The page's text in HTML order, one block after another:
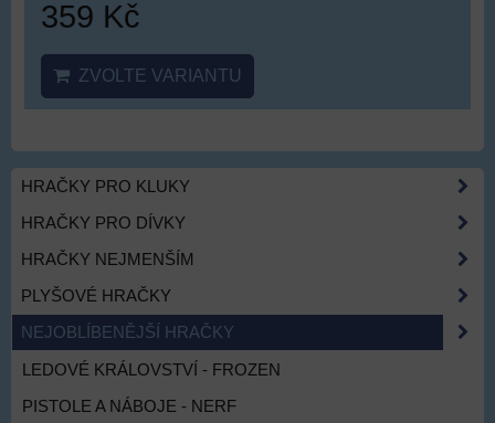
359 Kč
ZVOLTE VARIANTU
HRAČKY PRO KLUKY
HRAČKY PRO DÍVKY
HRAČKY NEJMENŠÍM
PLYŠOVÉ HRAČKY
NEJOBLÍBENĚJŠÍ HRAČKY
LEDOVÉ KRÁLOVSTVÍ - FROZEN
PISTOLE A NÁBOJE - NERF